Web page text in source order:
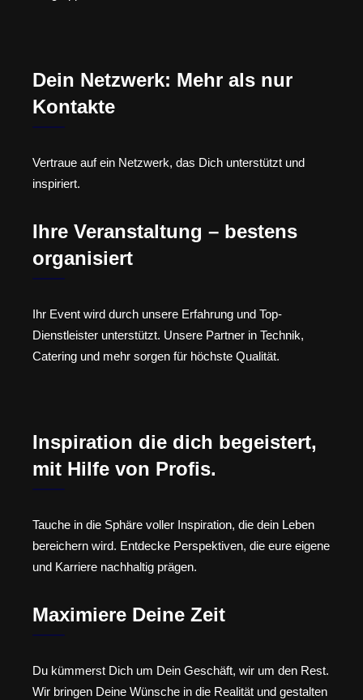
Dein Netzwerk: Mehr als nur
Kontakte
Vertraue auf ein Netzwerk, das Dich unterstützt und
inspiriert.
Ihre Veranstaltung – bestens
organisiert
Ihr Event wird durch unsere Erfahrung und Top-
Dienstleister unterstützt. Unsere Partner in Technik,
Catering und mehr sorgen für höchste Qualität.
Inspiration die dich begeistert,
mit Hilfe von Profis.
Tauche in die Sphäre voller Inspiration, die dein Leben
bereichern wird. Entdecke Perspektiven, die eure eigene
und Karriere nachhaltig prägen.
Maximiere Deine Zeit
Du kümmerst Dich um Dein Geschäft, wir um den Rest.
Wir bringen Deine Wünsche in die Realität und gestalten